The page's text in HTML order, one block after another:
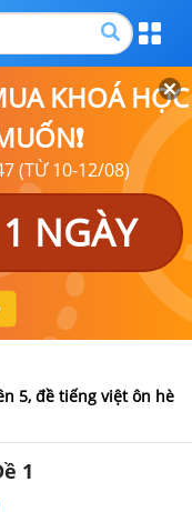
KHOÁ HỌC
(TỪ 10-12/08)
NGÀY
5, đề tiếng việt ôn hè
1